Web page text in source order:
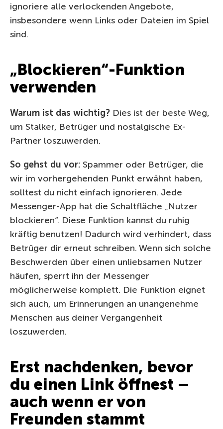
ignoriere alle verlockenden Angebote,
insbesondere wenn Links oder Dateien im Spiel
sind.
„Blockieren“-Funktion
verwenden
Warum ist das wichtig? Dies ist der beste Weg,
um Stalker, Betrüger und nostalgische Ex-
Partner loszuwerden.
So gehst du vor: Spammer oder Betrüger, die
wir im vorhergehenden Punkt erwähnt haben,
solltest du nicht einfach ignorieren. Jede
Messenger-App hat die Schaltfläche „Nutzer
blockieren“. Diese Funktion kannst du ruhig
kräftig benutzen! Dadurch wird verhindert, dass
Betrüger dir erneut schreiben. Wenn sich solche
Beschwerden über einen unliebsamen Nutzer
häufen, sperrt ihn der Messenger
möglicherweise komplett. Die Funktion eignet
sich auch, um Erinnerungen an unangenehme
Menschen aus deiner Vergangenheit
loszuwerden.
Erst nachdenken, bevor
du einen Link öffnest –
auch wenn er von
Freunden stammt